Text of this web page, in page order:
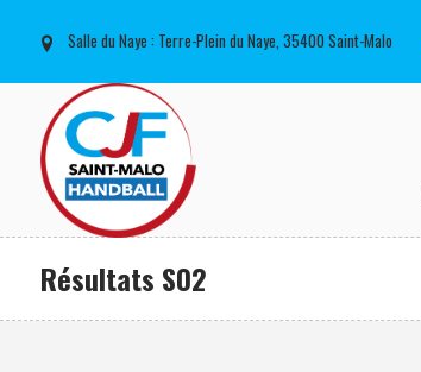
Salle du Naye : Terre-Plein du Naye, 35400 Saint-Malo
Résultats S02